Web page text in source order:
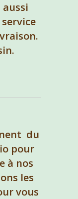
aussi
du
pour
à nos
les
vous